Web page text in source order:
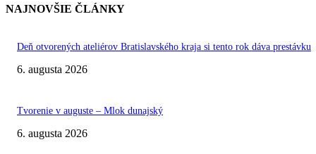
NAJNOVŠIE ČLÁNKY
Deň otvorených ateliérov Bratislavského kraja si tento rok dáva prestávku
6. augusta 2026
Tvorenie v auguste – Mlok dunajský
6. augusta 2026